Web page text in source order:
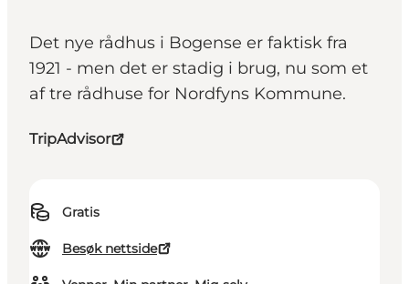
Det nye rådhus i Bogense er faktisk fra
1921 - men det er stadig i brug, nu som et
af tre rådhuse for Nordfyns Kommune.
TripAdvisor
Gratis
Besøk nettside